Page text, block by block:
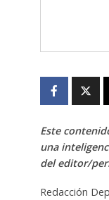
Este
una
del editor/
Redacción